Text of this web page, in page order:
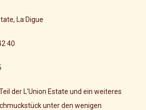
La Digue
40
der L'Union Estate und ein weiteres
unter den wenigen